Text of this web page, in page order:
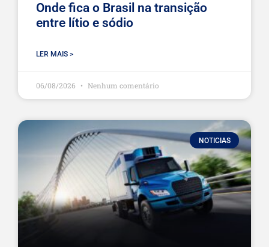
Onde fica o Brasil na transição
entre lítio e sódio
LER MAIS >
06/08/2026 Nenhum comentário
NOTICIAS